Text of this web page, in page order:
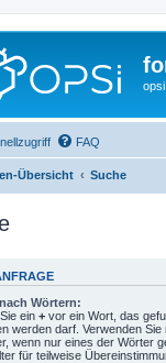
FAQ
Übersicht Suche
Wörtern:
ein + vor ein Wort, das
werden darf. Verwenden
wenn nur eines der Wörter
für teilweise